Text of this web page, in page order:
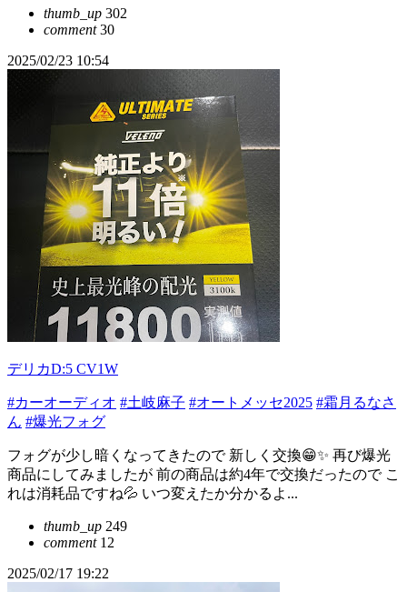
thumb_up 302
comment30
2025/02/23 10:54
デリカD:5 CV1W
#カーオーディオ #土岐麻子 #オートメッセ2025 #霜月るなさ
ん #爆光フォグ
フォグが少し暗くなってきたので 新しく交換😁✨ 再び爆光
商品にしてみましたが 前の商品は約4年で交換だったので こ
れは消耗品ですね💦 いつ変えたか分かるよ...
thumb_up 249
comment12
2025/02/17 19:22